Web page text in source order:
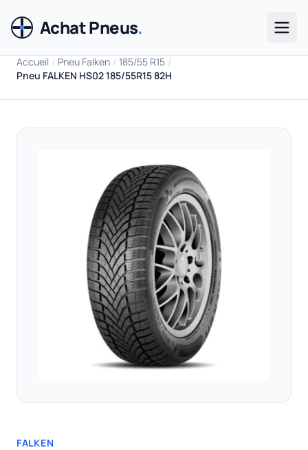
Achat Pneus.
Accueil / Pneu Falken / 185/55 R15 /
Pneu FALKEN HS02 185/55R15 82H
FALKEN